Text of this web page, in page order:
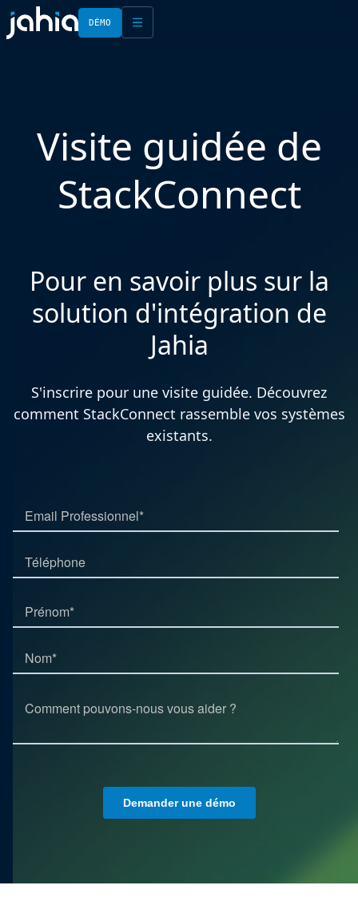
DÉMO
Visite guidée de
StackConnect
Pour en savoir plus sur la
solution d'intégration de
Jahia
S'inscrire pour une visite guidée. Découvrez
comment StackConnect rassemble vos systèmes
existants.